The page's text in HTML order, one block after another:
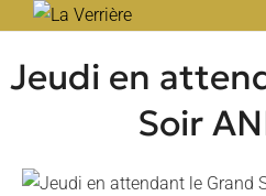
content
Jeudi en
Soir